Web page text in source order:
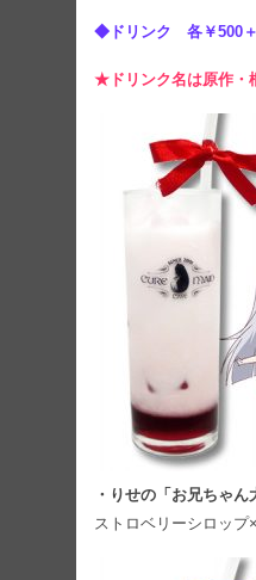
◆ドリンク 各￥500＋
★ドリンク名は原作・
・りせの「お兄ちゃ
ストロベリーシロップ